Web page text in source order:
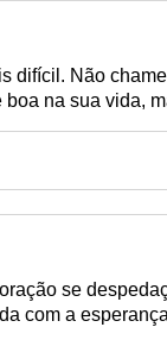
difícil. Não
na sua vida,
se
com a